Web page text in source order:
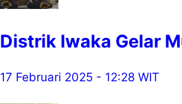
Distrik Iwaka Gelar
17 Februari 2025 - 12:28 WIT